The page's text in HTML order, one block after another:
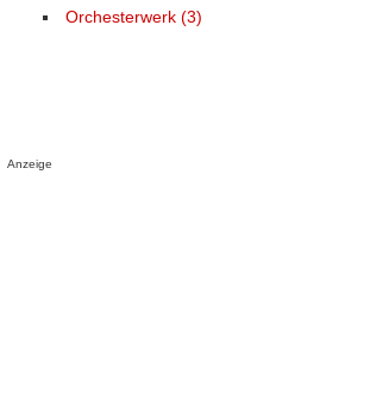
Orchesterwerk (3)
Anzeige